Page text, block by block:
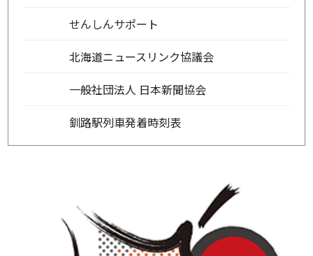
せんしんサポート
北海道ニュースリンク協議会
一般社団法人 日本新聞協会
釧路駅列車発着時刻表